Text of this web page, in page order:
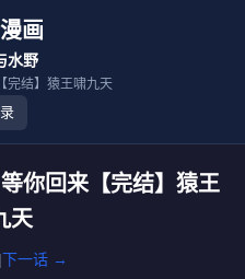
画
水野
完结】猿王啸九天
你回来【完结】猿王
天
|下一话 →